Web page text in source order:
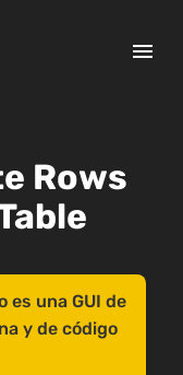
menu
Rows
es una GUI de
y de código